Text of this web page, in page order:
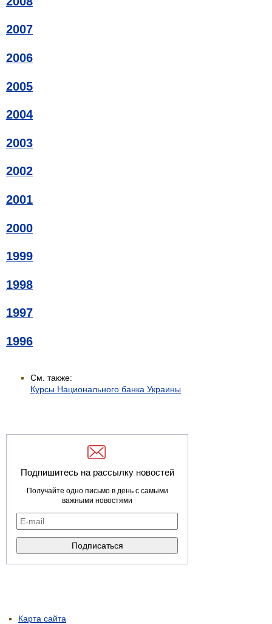
2007
2006
2005
2004
2003
2002
2001
2000
1999
1998
1997
1996
См. также:
Курсы Национального банка Украины
Подпишитесь на рассылку новостей
Получайте одно письмо в день с самыми
важными новостями
Карта сайта